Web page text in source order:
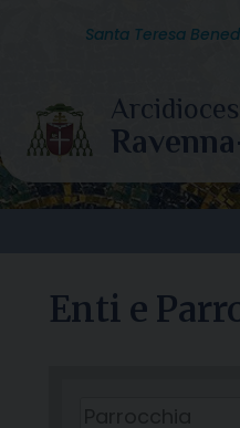
Santa Teresa
Enti e